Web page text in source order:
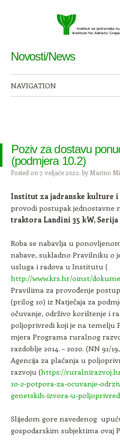
Novosti/News
NAVIGATION
Poziv za dostavu
(podmjera 10.2)
Posted on 7. veljače 2022. by Marino
Institut za jadranske kulture
provodi postupak jednostavne
traktora Landini 35 kW, Serija
Roba se nabavlja u
nabave, sukladno Pravilniku o
usluga i radova u Institutu (
http://www.krs.hr/oinst/
Pravilima za provođenje
(prilog 10) iz Natječaja za
očuvanje, održivo korištenje i
poljoprivredi koji je na temelju
mjera Programa ruralnog
razdoblje 2014. – 2020. (NN 91/
Agencija za plaćanja u
razvoju (https://
10-2-potpora-za-ocuvanje-
genetskih-izvora-u-
Slijedom gore navedenog
gospodarskim subjektima ovaj